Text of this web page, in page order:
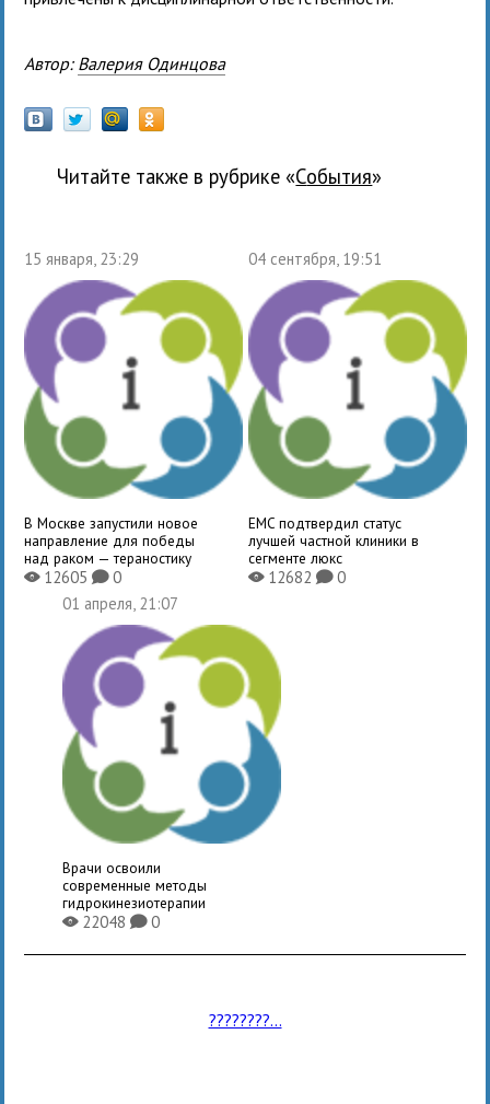
Автор: Валерия Одинцова
Читайте также в рубрике « события»
15 января, 23:29
В Москве запустили новое
направление для победы
над раком — тераностику
X12605K0
04 сентября, 19:51
EMC подтвердил статус
лучшей частной клиники в
сегменте люкс
X12682 K0
01 апреля, 21:07
Врачи освоили
современные методы
гидрокинезиотерапии
X22048K0
????????...